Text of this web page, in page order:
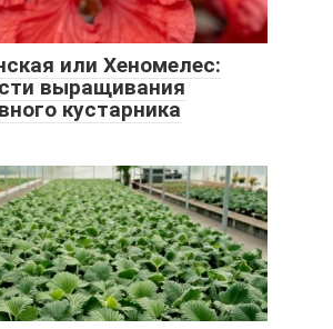
или Хеномелес:
выращивания
кустарника